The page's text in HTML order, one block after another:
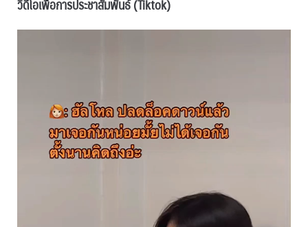
วิดีโอเพื่อการประชาสัมพันธ์ (Tiktok)